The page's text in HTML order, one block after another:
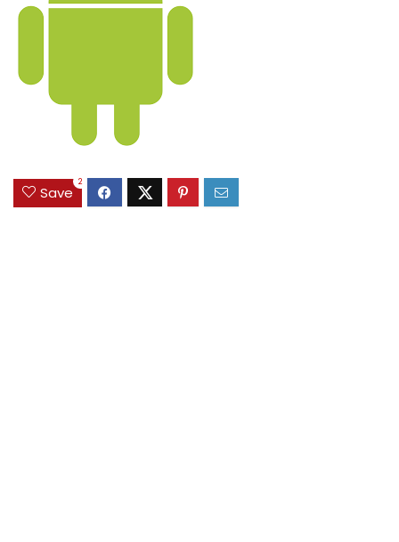
Save
2